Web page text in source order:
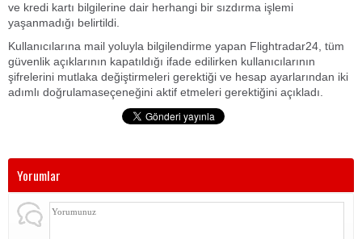
ve kredi kartı bilgilerine dair herhangi bir sızdırma işlemi
yaşanmadığı belirtildi.
Kullanıcılarına mail yoluyla bilgilendirme yapan Flightradar24, tüm
güvenlik açıklarının kapatıldığı ifade edilirken kullanıcılarının
şifrelerini mutlaka değiştirmeleri gerektiği ve hesap ayarlarından iki
adımlı doğrulamaseçeneğini aktif etmeleri gerektiğini açıkladı.
Yorumlar